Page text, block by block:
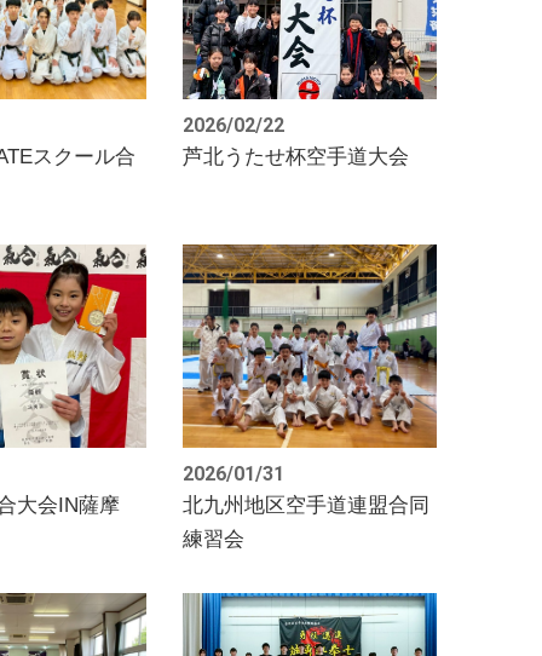
スクール合
2026/02/22
芦北うたせ杯空手道大会
大会IN薩摩
2026/01/31
北九州地区空手道連盟合同
練習会